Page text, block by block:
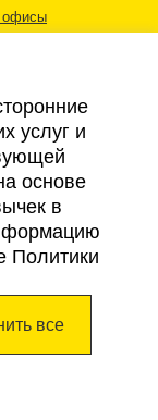
офисы
Совет. Все права
услуг и
основе
в
Политики
все